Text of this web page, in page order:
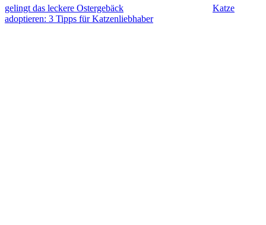
gelingt das leckere Ostergebäck
Katze
adoptieren: 3 Tipps für Katzenliebhaber